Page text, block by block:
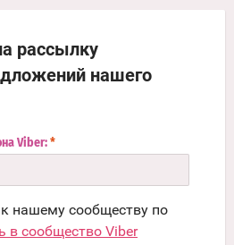
рассылку
нашего
Viber: *
нашему сообществу по
в сообщество Viber